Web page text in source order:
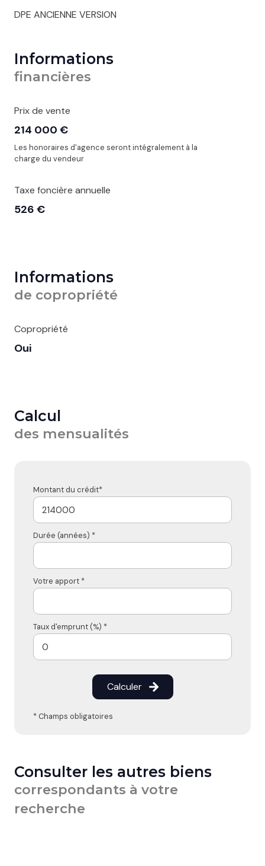
DPE ANCIENNE VERSION
Informations
financières
Prix de vente
214 000 €
Les honoraires d'agence seront intégralement à la
charge du vendeur
Taxe foncière annuelle
526 €
Informations
de copropriété
Copropriété
Oui
Calcul
des mensualités
Montant du crédit*
Durée (années) *
Votre apport *
Taux d'emprunt (%) *
Calculer
* Champs obligatoires
Consulter les autres biens
correspondants à votre
recherche